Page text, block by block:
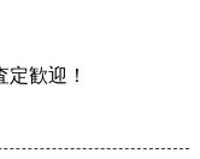
歓迎！